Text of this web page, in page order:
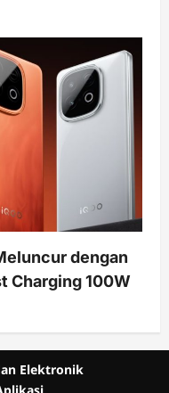
dengan
Charging 100W
Elektronik